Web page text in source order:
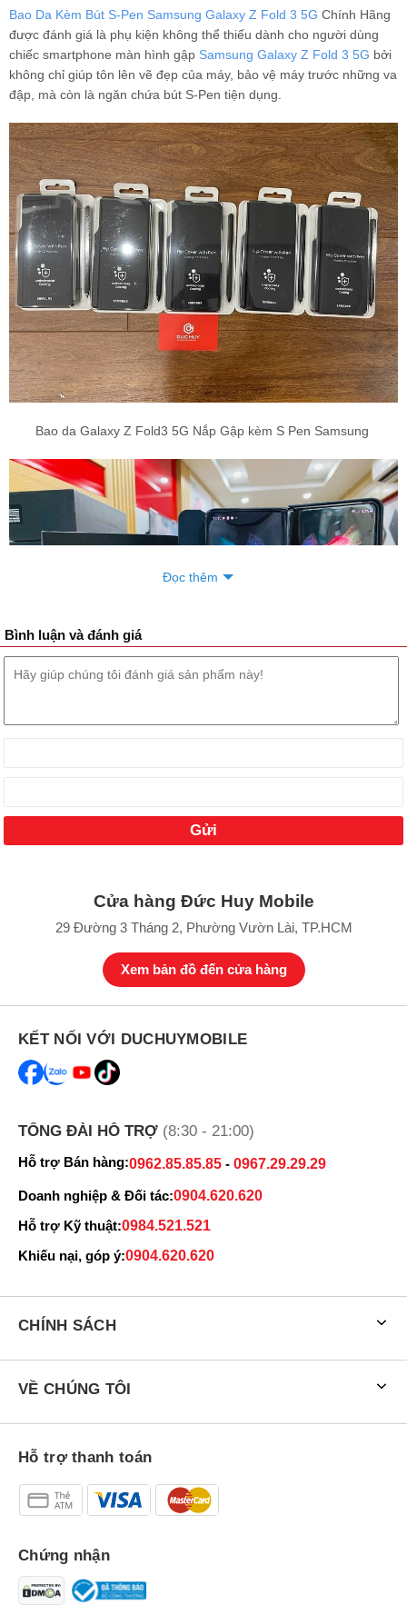
Bao Da Kèm Bút S-Pen Samsung Galaxy Z Fold 3 5G Chính Hãng
được đánh giá là phụ kiện không thể thiếu dành cho người dùng
chiếc smartphone màn hình gập Samsung Galaxy Z Fold 3 5G bởi
không chỉ giúp tôn lên vẽ đẹp của máy, bảo vệ máy trước những va
đập, mà còn là ngăn chứa bút S-Pen tiện dụng.
Bao da Galaxy Z Fold3 5G Nắp Gập kèm S Pen Samsung
mở bán một phụ kiện hoàn hảo cho máy đó là bao da kèmbút S-
Pen Samsung Galaxy Z Fold 3 5G
Tính năng của bao da kèm bút S-Pen Samsung Galaxy Z
Fold 3 5G:
Bao Da Kèm Bút S-Pen Samsung Galaxy Z Fold 3 5G Chính Hãng
được thiết kế với chất liệu bền bỉ tốt phủ lớp kháng khuẩn bảo vệ
Đọc thêm
Bình luận và đánh giá
Cửa hàng Đức Huy Mobile
29 Đường 3 Tháng 2, Phường Vườn Lài, TP.HCM
Xem bản đồ đến cửa hàng
KẾT NỐI VỚI DUCHUYMOBILE
TỔNG ĐÀI HỖ TRỢ (8:30 - 21:00)
Hỗ trợ Bán hàng:0962.85.85.85 - 0967.29.29.29
Doanh nghiệp & Đối tác:0904.620.620
Hỗ trợ Kỹ thuật:0984.521.521
Khiếu nại, góp ý:0904.620.620
CHÍNH SÁCH
VỀ CHÚNG TÔI
Hỗ trợ thanh toán
Chứng nhận